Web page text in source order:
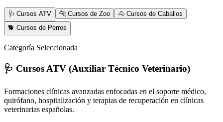
🩺 Cursos ATV 🐆 Cursos de Zoo
🐴 Cursos de Caballos
🐕 Cursos de Perros
Categoría Seleccionada
🩺 Cursos ATV (Auxiliar Técnico Veterinario)
Formaciones clínicas avanzadas enfocadas en el soporte médico,
quirófano, hospitalización y terapias de recuperación en clínicas
veterinarias españolas.